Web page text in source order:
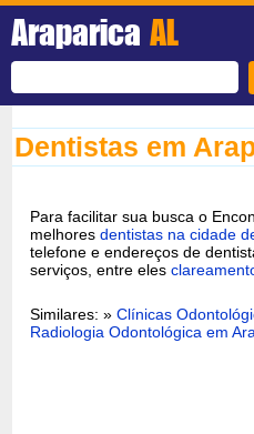
Araparica AL
Dentistas em
Para facilitar sua busca o
melhoresdentistas na cidade
telefone e endereços de
serviços, entre eles
Similares: »Clínicas
Radiologia Odontológica em